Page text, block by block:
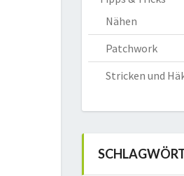
Nähen
Patchwork
Stricken und